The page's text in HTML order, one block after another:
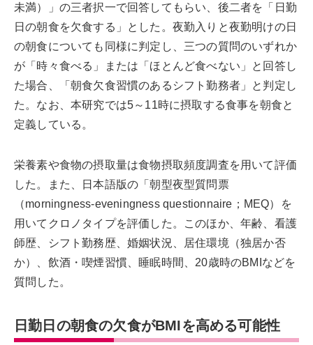
未満）」の三者択一で回答してもらい、後二者を「日勤
日の朝食を欠食する」とした。夜勤入りと夜勤明けの日
の朝食についても同様に判定し、三つの質問のいずれか
が「時々食べる」または「ほとんど食べない」と回答し
た場合、「朝食欠食習慣のあるシフト勤務者」と判定し
た。なお、本研究では5～11時に摂取する食事を朝食と
定義している。
栄養素や食物の摂取量は食物摂取頻度調査を用いて評価
した。また、日本語版の「朝型夜型質問票
（morningness-eveningness questionnaire；MEQ）を
用いてクロノタイプを評価した。このほか、年齢、看護
師歴、シフト勤務歴、婚姻状況、居住環境（独居か否
か）、飲酒・喫煙習慣、睡眠時間、20歳時のBMIなどを
質問した。
日勤日の朝食の欠食がBMIを高める可能性